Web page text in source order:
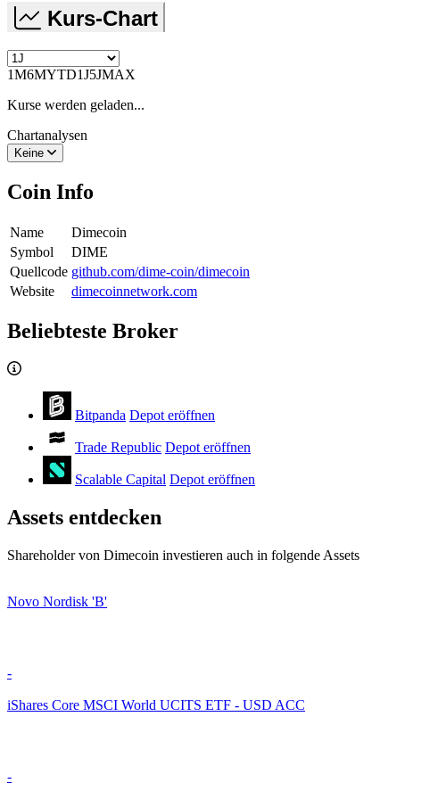
Kurs-Chart
1M6MYTD1J5JMAX
Kurse werden geladen...
Chartanalysen
Keine
Coin Info
Name
Dimecoin
Symbol
DIME
Quellcode github.com/dime-coin/dimecoin
Website
dimecoinnetwork.com
Beliebteste Broker
Bitpanda Depot eröffnen
Trade Republic Depot eröffnen
Scalable Capital Depot eröffnen
Assets entdecken
Shareholder von Dimecoin investieren auch in folgende Assets
Novo Nordisk 'B'
-
iShares Core MSCI World UCITS ETF - USD ACC
-